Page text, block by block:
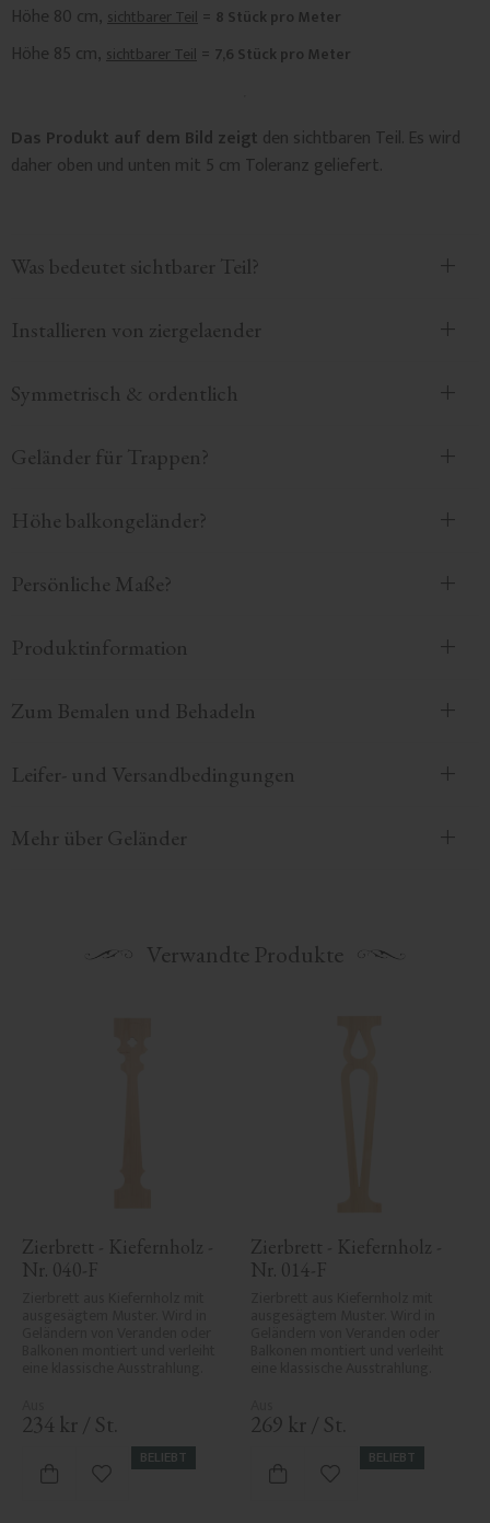
Höhe 80 cm, sichtbarer Teil = 8 Stück pro Meter
Höhe 85 cm, sichtbarer Teil = 7,6 Stück pro Meter
Das Produkt auf dem Bild zeigt den sichtbaren Teil. Es wird
daher oben und unten mit 5 cm Toleranz geliefert.
Was bedeutet sichtbarer Teil?
Installieren von ziergelaender
Symmetrisch & ordentlich
Geländer für Trappen?
Höhe balkongeländer?
Persönliche Maße?
Produktinformation
Zum Bemalen und Behadeln
Leifer- und Versandbedingungen
Mehr über Geländer
Verwandte Produkte
Zierbrett - Kiefernholz -
Nr. 040-F
234 kr / St.
BELIEBT
Zu Favoriten hinzufügen
Zierbrett - Kiefernholz -
Nr. 014-F
269 kr / St.
BELIEBT
Zu Favoriten